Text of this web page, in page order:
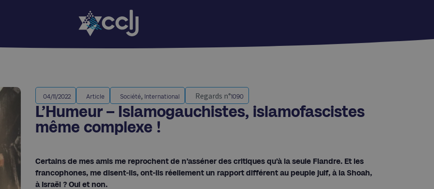
04/11/2022 Article Société, International Regards n°1090
L’Humeur – Islamogauchistes, islamofascistes
même complexe !
Certains de mes amis me reprochent de n’asséner des critiques qu’à la seule Flandre. Et les
francophones, me disent-ils, ont-ils réellement un rapport différent au peuple juif, à la Shoah,
à Israël ? Oui et non.